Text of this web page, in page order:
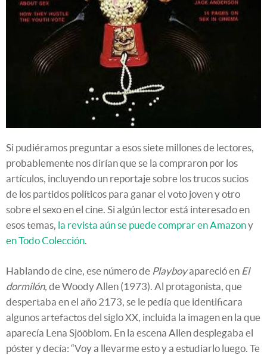
Si pudiéramos preguntar a esos siete millones de lectores,
probablemente nos dirían que se la compraron por los
artículos, incluyendo un reportaje sobre los trucos sucios
de los partidos políticos para ganar el voto joven y otro
sobre el sexo en el cine. Si algún lector está interesado en
esos temas, la revista aún se puede comprar en Amazony
en Todo Colección.
Hablando de cine, ese número de Playboyapareció en El
dormilón, de Woody Allen (1973). Al protagonista, que
despertaba en el año 2173, se le pedía que identificara
algunos artefactos del siglo XX, incluida la imagen en la que
aparecía Lena Sjööblom. En la escena Allen desplegaba el
póster y decía: “Voy a llevarme esto y a estudiarlo luego. Te